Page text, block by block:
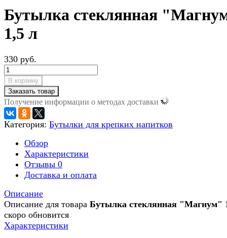
Бутылка стеклянная
1,5 л
330 руб.
В корзину
Заказать товар
Получение информации о методах доставки
Категория: Бутылки для крепких напитков
Обзор
Характеристики
Отзывы 0
Доставка и оплата
Описание
Описание для товара Бутылка стеклянная "Магнум"
скоро обновится
Характеристики